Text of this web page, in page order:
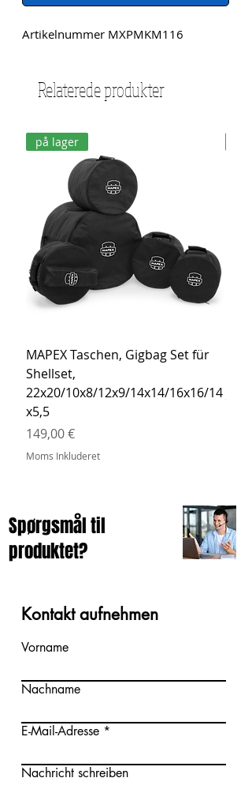
Artikelnummer MXPMKM116
Relaterede produkter
på lager
MAPEX Taschen, Gigbag Set für
Shellset,
22x20/10x8/12x9/14x14/16x16/14
x5,5
Pris
149,00 €
Moms Inkluderet
Pris
Spørgsmål til
produktet?
Kontakt aufnehmen
Vorname
Nachname
E-Mail-Adresse
Nachricht schreiben